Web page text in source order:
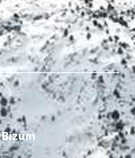
Bizum